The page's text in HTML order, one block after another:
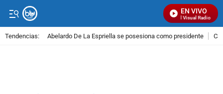
EN VIVO
Señal Visual Radio
Tendencias: Abelardo De La Espriella se posesiona como presidente